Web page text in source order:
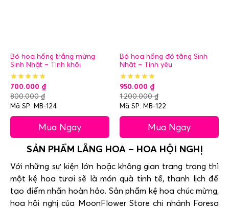
Bó hoa hồng trắng mừng
Sinh Nhật – Tinh khôi
700.000 ₫
800.000₫
Mã SP: MB-124
Mua Ngay
Bó hoa hồng đỏ tặng Sinh
Nhật – Tình yêu
950.000 ₫
1.200.000₫
Mã SP: MB-122
Mua Ngay
SẢN PHẨM LẴNG HOA – HOA HỘI NGHỊ
Với những sự kiện lớn hoặc không gian trang trọng thì
một kệ hoa tươi sẽ là món quà tinh tế, thanh lịch để
tạo điểm nhấn hoàn hảo. Sản phẩm kệ hoa chúc mừng,
hoa hội nghị của MoonFlower Store chi nhánh Foresa